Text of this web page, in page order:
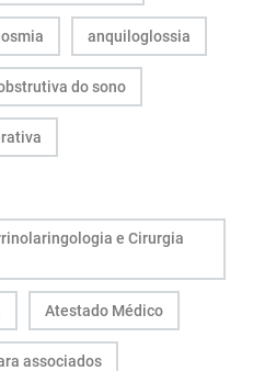
anquiloglossia
do sono
e Cirurgia
Atestado Médico
associados